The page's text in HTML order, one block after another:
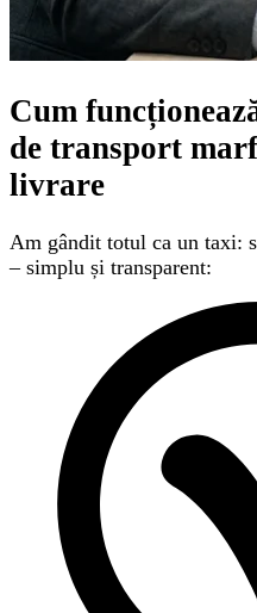
Cum
de transport
livrare
Am gândit totul ca un taxi:
– simplu și transparent: